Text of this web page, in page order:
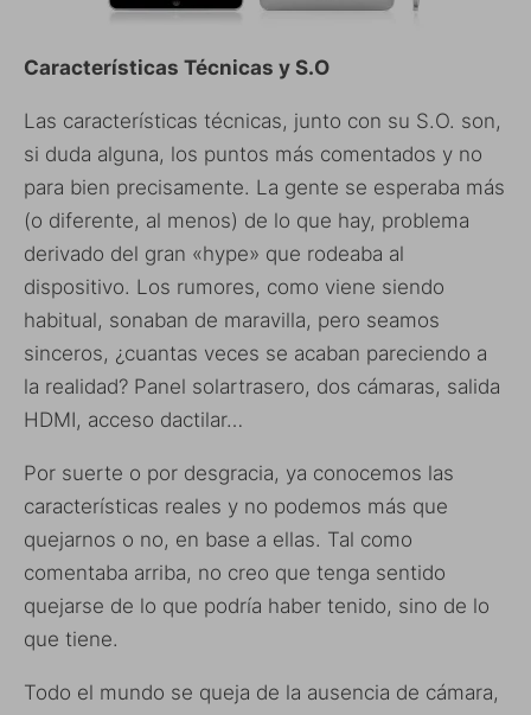
Características Técnicas y S.O
Las características técnicas, junto con su S.O. son,
si duda alguna, los puntos más comentados y no
para bien precisamente. La gente se esperaba más
(o diferente, al menos) de lo que hay, problema
derivado del gran «hype» que rodeaba al
dispositivo. Los rumores, como viene siendo
habitual, sonaban de maravilla, pero seamos
sinceros, ¿cuantas veces se acaban pareciendo a
la realidad? Panel solartrasero, dos cámaras, salida
HDMI, acceso dactilar…
Por suerte o por desgracia, ya conocemos las
características reales y no podemos más que
quejarnos o no, en base a ellas. Tal como
comentaba arriba, no creo que tenga sentido
quejarse de lo que podría haber tenido, sino de lo
que tiene.
Todo el mundo se queja de la ausencia de cámara,